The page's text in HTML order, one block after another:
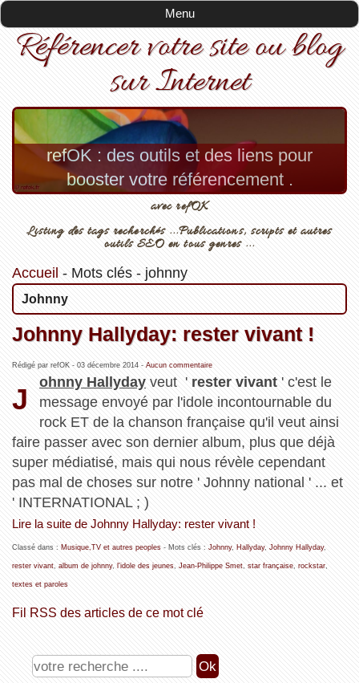
Menu
Référencer votre site ou blog
sur Internet
refOK : des outils et des liens pour
booster votre référencement .
avec refOK
Listing des tags recherchés ...Publications, scripts et autres
outils SEO en tous genres ...
Accueil - Mots clés- johnny
Johnny
Johnny Hallyday: rester vivant !
Rédigé par refOK - 03 décembre 2014- Aucun commentaire
J
ohnny Hallyday veut ' rester vivant ' c'est le
message envoyé par l'idole incontournable du
rock ET de la chanson française qu'il veut ainsi
faire passer avec son dernier album, plus que déjà
super médiatisé, mais qui nous révèle cependant
pas mal de choses sur notre ' Johnny national ' ... et
' INTERNATIONAL ; )
Lire la suite de Johnny Hallyday: rester vivant !
Classé dans : Musique,TV et autres peoples- Mots clés : Johnny, Hallyday, Johnny Hallyday,
rester vivant, album de johnny, l'idole des jeunes, Jean-Philippe Smet, star française, rockstar,
textes et paroles
Fil RSS des articles de ce mot clé